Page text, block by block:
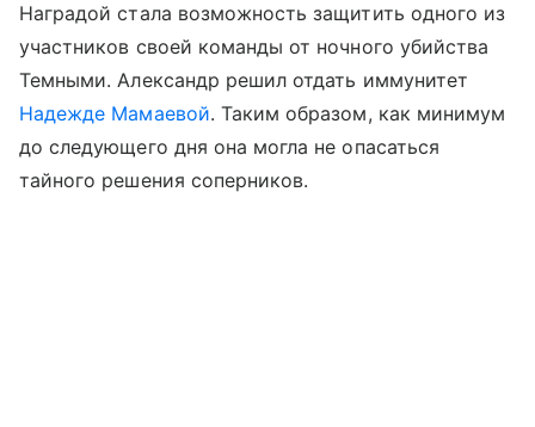
Наградой стала возможность защитить одного из
участников своей команды от ночного убийства
Темными. Александр решил отдать иммунитет
Надежде Мамаевой. Таким образом, как минимум
до следующего дня она могла не опасаться
тайного решения соперников.